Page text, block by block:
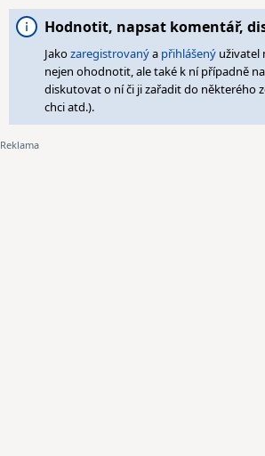
Hodnotit, napsat komentář,
Jakozaregistrovanýa přihlášený uživatel
nejen ohodnotit, ale také k ní případně
diskutovat o ní či ji zařadit do některého
chci atd.).